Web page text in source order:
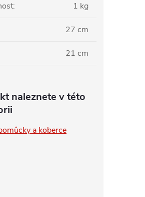
: 1 kg
27 cm
21 cm
naleznete v této
a koberce